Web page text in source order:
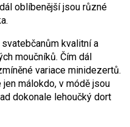
oblíbenější jsou různé
kvalitní a
moučníků. Čím dál
variace minidezertů.
málokdo, v módě jsou
dokonale lehoučký dort